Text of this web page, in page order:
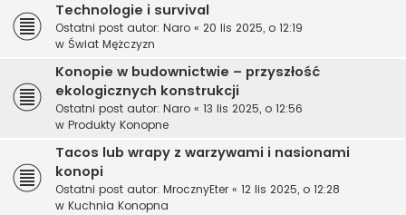
Technologie i survival
Ostatni post autor: Naro « 20 lis 2025, o 12:19
w Świat Mężczyzn
Konopie w budownictwie – przyszłość
ekologicznych konstrukcji
Ostatni post autor: Naro « 13 lis 2025, o 12:56
w Produkty Konopne
Tacos lub wrapy z warzywami i nasionami
konopi
Ostatni post autor: MrocznyEter « 12 lis 2025, o 12:28
w Kuchnia Konopna